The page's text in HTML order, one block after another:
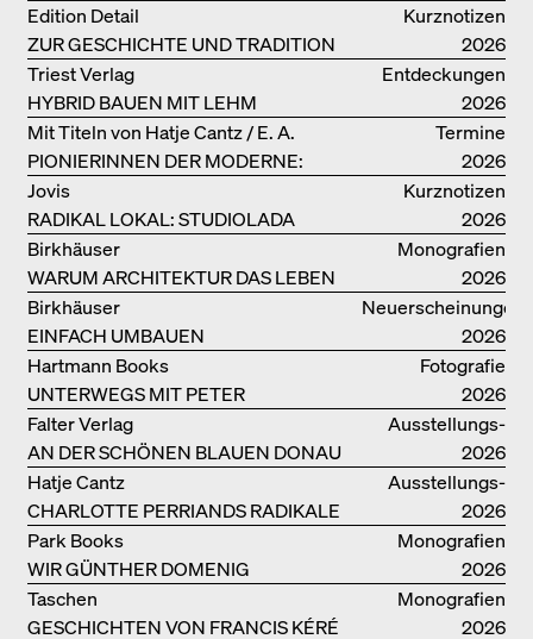
Kurznotizen
ZUR GESCHICHTE UND TRADITION
VON LEHMBAUTEN
Edition Detail
2026
Entdeckungen
HYBRID BAUEN MIT LEHM
Triest Verlag
2026
Termine
PIONIERINNEN DER MODERNE:
DANKE FÜR DAS INTERESSE AN
UNSERER DRITTEN BÜCHERSOIRÉE!
Mit Titeln von Hatje Cantz / E. A.
Seemann / Promedia
2026
Kurznotizen
RADIKAL LOKAL: STUDIOLADA
Jovis
2026
Monografien
WARUM ARCHITEKTUR DAS LEBEN
VERBESSERN KANN: ANNA
HERINGER
Birkhäuser
2026
Neuerscheinungen
EINFACH UMBAUEN
Birkhäuser
2026
Fotografie
UNTERWEGS MIT PETER
BIALOBRZESKI
Hartmann Books
2026
Ausstellungs­
kataloge
AN DER SCHÖNEN BLAUEN DONAU
Falter Verlag
2026
Ausstellungs­
kataloge
CHARLOTTE PERRIANDS RADIKALE
IDEEN ZUM WOHNEN
Hatje Cantz
2026
Monografien
WIR GÜNTHER DOMENIG
Park Books
2026
Monografien
GESCHICHTEN VON FRANCIS KÉRÉ
Taschen
2026